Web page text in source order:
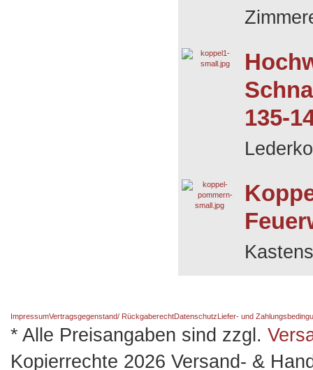
135-
ImpressumVertragsgegenstand/ RückgaberechtDatenschutzLiefer- und
* Alle Preisangaben sind zzgl.
Kopierrechte 2026 Versand- &